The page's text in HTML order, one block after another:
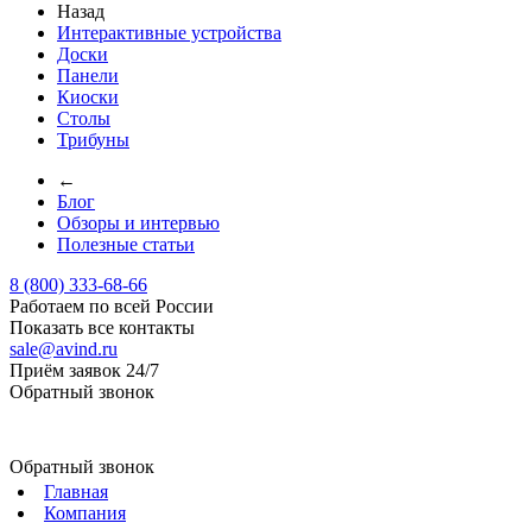
Назад
Интерактивные устройства
Доски
Панели
Киоски
Столы
Трибуны
←
Блог
Обзоры и интервью
Полезные статьи
8 (800) 333-68-66
Работаем по всей России
Показать все контакты
sale@avind.ru
Приём заявок 24/7
Обратный звонок
Обратный звонок
Главная
Компания